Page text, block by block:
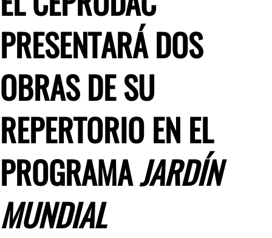
PRESENTARÁ DOS
OBRAS DE SU
REPERTORIO EN EL
PROGRAMAJARDÍN
MUNDIAL